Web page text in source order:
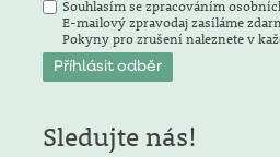
Souhlasím se zpracováním
E-mailový zpravodaj zasíláme
Pokyny pro zrušení naleznete v
Sledujte nás!